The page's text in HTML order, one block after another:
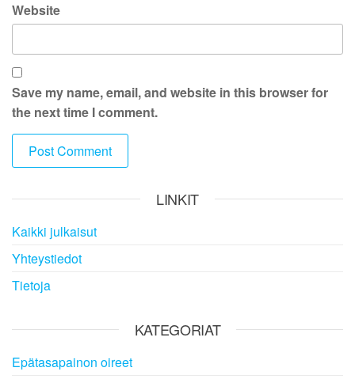
Website
Save my name, email, and website in this browser for
the next time I comment.
LINKIT
Kaikki julkaisut
Yhteystiedot
Tietoja
KATEGORIAT
Epätasapainon oireet